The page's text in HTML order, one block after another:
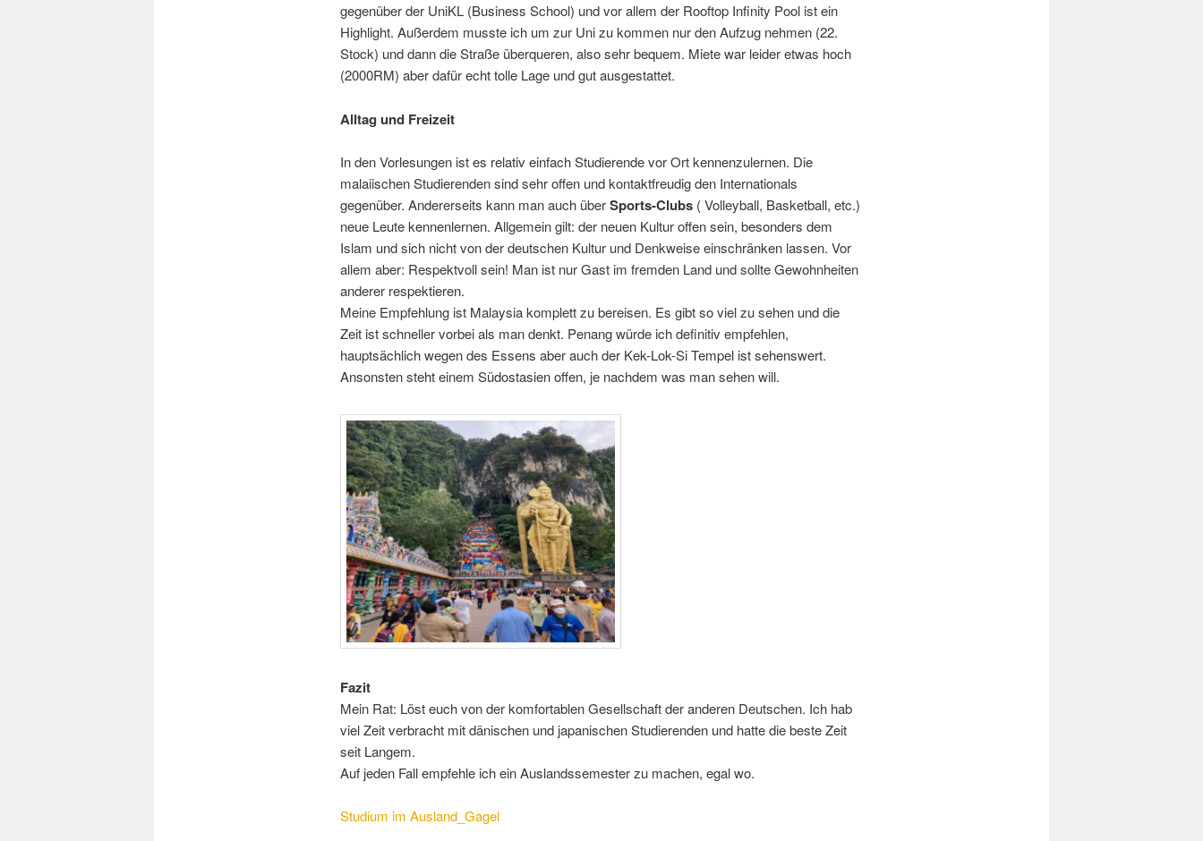
gegenüber der UniKL (Business School) und vor allem der Rooftop Infinity Pool ist ein
Highlight. Außerdem musste ich um zur Uni zu kommen nur den Aufzug nehmen (22.
Stock) und dann die Straße überqueren, also sehr bequem. Miete war leider etwas hoch
(2000RM) aber dafür echt tolle Lage und gut ausgestattet.
Alltag und Freizeit
In den Vorlesungen ist es relativ einfach Studierende vor Ort kennenzulernen. Die
malaiischen Studierenden sind sehr offen und kontaktfreudig den Internationals
gegenüber. Andererseits kann man auch überSports-Clubs( Volleyball, Basketball, etc.)
neue Leute kennenlernen. Allgemein gilt: der neuen Kultur offen sein, besonders dem
Islam und sich nicht von der deutschen Kultur und Denkweise einschränken lassen. Vor
allem aber: Respektvoll sein! Man ist nur Gast im fremden Land und sollte Gewohnheiten
anderer respektieren.
Meine Empfehlung ist Malaysia komplett zu bereisen. Es gibt so viel zu sehen und die
Zeit ist schneller vorbei als man denkt. Penang würde ich definitiv empfehlen,
hauptsächlich wegen des Essens aber auch der Kek-Lok-Si Tempel ist sehenswert.
Ansonsten steht einem Südostasien offen, je nachdem was man sehen will.
Fazit
Mein Rat: Löst euch von der komfortablen Gesellschaft der anderen Deutschen. Ich hab
viel Zeit verbracht mit dänischen und japanischen Studierenden und hatte die beste Zeit
seit Langem.
Auf jeden Fall empfehle ich ein Auslandssemester zu machen, egal wo.
Studium im Ausland_Gagel